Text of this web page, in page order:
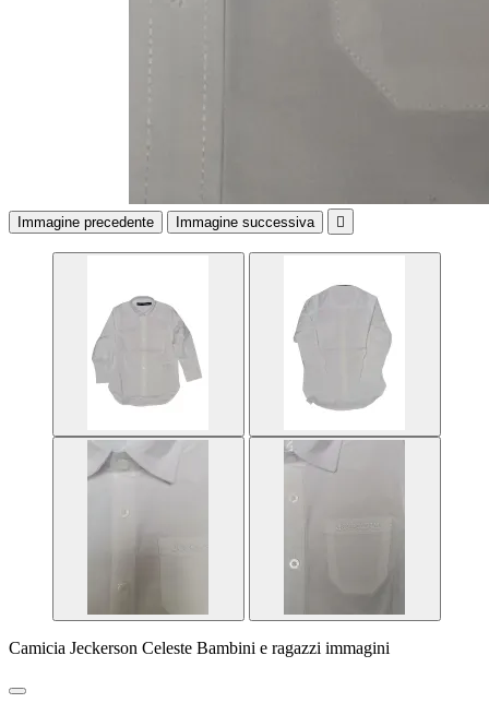
Immagine precedente Immagine successiva 
Camicia Jeckerson Celeste Bambini e ragazzi immagini